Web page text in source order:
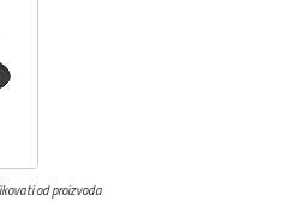
od proizvoda